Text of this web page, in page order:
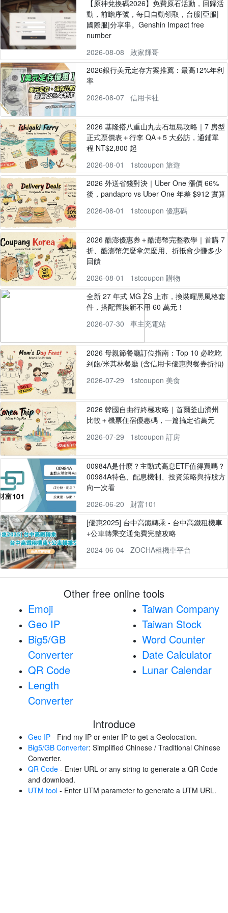
【原神兌換碼2026】免費原石活動，回歸活
動，前瞻序號，每日自動領取，台服|亞服|
國際服|分享串。Genshin Impact free
number
2026-08-08
敗家輝哥
2026銀行美元定存方案推薦：最高12%年利
率
2026-08-07
信用卡社
2026 基隆搭八重山丸去石垣島攻略｜7 房型
正式票價表＋行李 QA＋5 大必訪，通鋪單
程 NT$2,800 起
2026-08-01
1stcoupon 旅遊
2026 外送省錢對決｜Uber One 漲價 66%
後，pandapro vs Uber One 年差 $912 實算
2026-08-01
1stcoupon 優惠碼
2026 酷澎優惠券＋酷澎幣完整教學｜首購 7
折、酷澎幣怎麼拿怎麼用、折抵會少賺多少
回饋
2026-08-01
1stcoupon 購物
全新 27 年式 MG ZS 上市，換裝曜黑風格套
件，搭配舊換新不用 60 萬元！
2026-07-30
車主充電站
2026 母親節餐廳訂位指南：Top 10 必吃吃
到飽/米其林餐廳 (含信用卡優惠與餐券折扣)
2026-07-29
1stcoupon 美食
2026 韓國自由行終極攻略｜首爾釜山濟州
比較＋機票住宿優惠碼，一篇搞定省萬元
2026-07-29
1stcoupon 訂房
00984A是什麼？主動式高息ETF值得買嗎？
00984A特色、配息機制、投資策略與持股方
向一次看
2026-06-20
財富101
[優惠2025] 台中高鐵轉乘 - 台中高鐵租機車
+公車轉乘交通免費完整攻略
2024-06-04
ZOCHA租機車平台
Other free online tools
Emoji
Geo IP
Big5/GB
Converter
QR Code
Length
Converter
Taiwan Company
Taiwan Stock
Word Counter
Date Calculator
Lunar Calendar
Introduce
Geo IP - Find my IP or enter IP to get a Geolocation.
Big5/GB Converter: Simplified Chinese / Traditional Chinese
Converter.
QR Code - Enter URL or any string to generate a QR Code
and download.
UTM tool - Enter UTM parameter to generate a UTM URL.